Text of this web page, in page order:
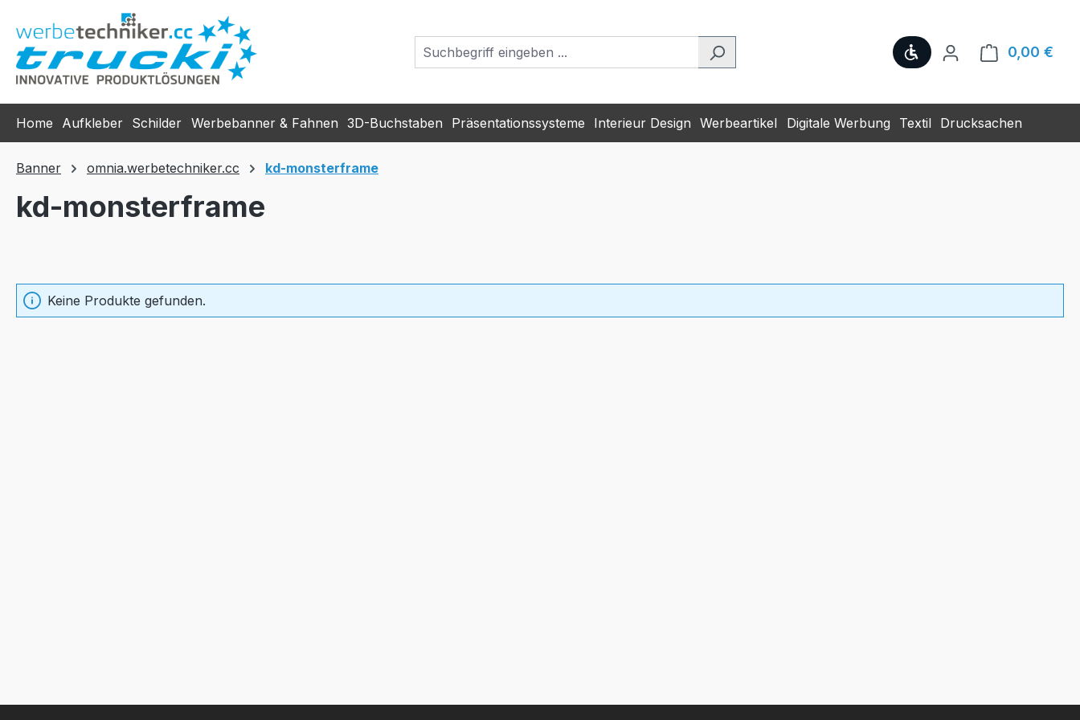
Hauptinhalt springen
Zur Suche springen
Zur Hauptnavigation springen
Werkzeugleiste anzeigen
0,00 €
Home Aufkleber Schilder Werbebanner & Fahnen 3D-Buchstaben Präsentationssysteme Interieur Design Werbeartikel Digitale Werbung Textil Drucksachen
Banner omnia.werbetechniker.cc kd-monsterframe
kd-monsterframe
Keine Produkte gefunden.